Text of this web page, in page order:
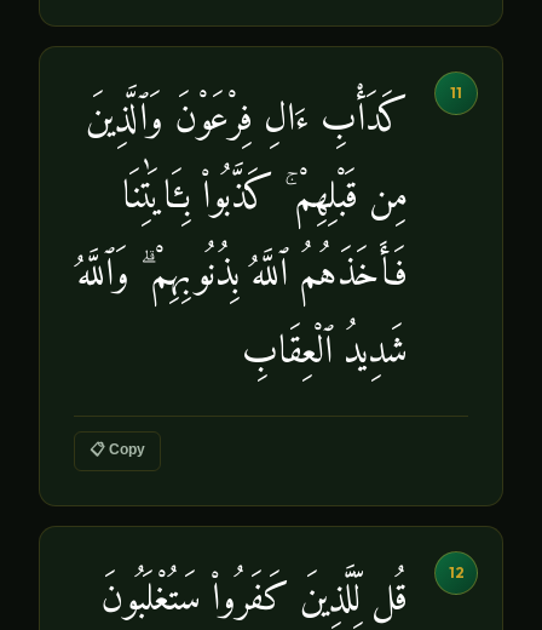
11
كَدَأْبِ ءَالِ فِرْعَوْنَ وَٱلَّذِينَ
مِن قَبْلِهِمْ ۚ كَذَّبُوا۟ بِـَٔايَٰتِنَا
فَأَخَذَهُمُ ٱللَّهُ بِذُنُوبِهِمْ ۗ وَٱللَّهُ
شَدِيدُ ٱلْعِقَابِ
📋 Copy
12
قُل لِّلَّذِينَ كَفَرُوا۟ سَتُغْلَبُونَ